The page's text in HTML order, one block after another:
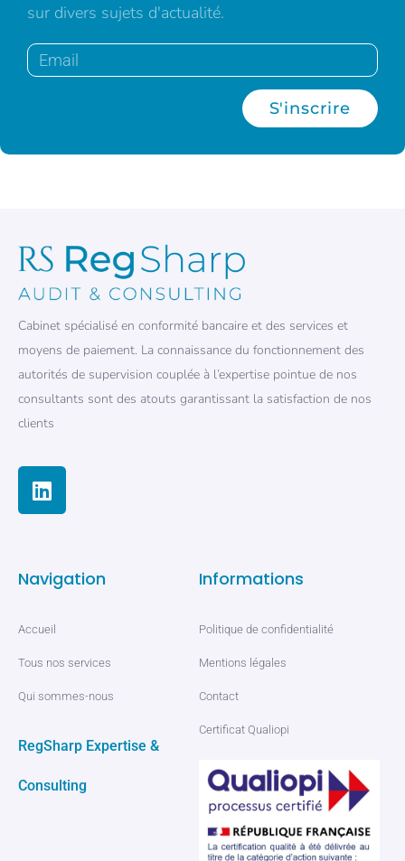
sur divers sujets d'actualité.
S'inscrire
Cabinet spécialisé en conformité bancaire et des services et
moyens de paiement. La connaissance du fonctionnement des
autorités de supervision couplée à l’expertise pointue de nos
consultants sont des atouts garantissant la satisfaction de nos
clients
Navigation
Accueil
Tous nos services
Qui sommes-nous
RegSharp Expertise &
Consulting
Informations
Politique de confidentialité
Mentions légales
Contact
Certificat Qualiopi